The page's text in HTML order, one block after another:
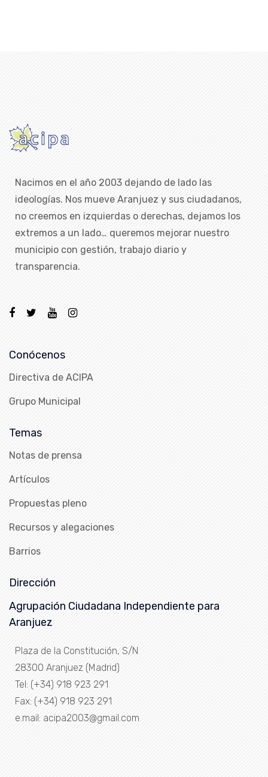
Nacimos en el año 2003 dejando de lado las
ideologías. Nos mueve Aranjuez y sus ciudadanos,
no creemos en izquierdas o derechas, dejamos los
extremos a un lado… queremos mejorar nuestro
municipio con gestión, trabajo diario y
transparencia.
Conócenos
Directiva de ACIPA
Grupo Municipal
Temas
Notas de prensa
Artículos
Propuestas pleno
Recursos y alegaciones
Barrios
Dirección
Agrupación Ciudadana Independiente para
Aranjuez
Plaza de la Constitución, S/N
28300 Aranjuez (Madrid)
Tel: (+34) 918 923 291
Fax: (+34) 918 923 291
e.mail: acipa2003@gmail.com